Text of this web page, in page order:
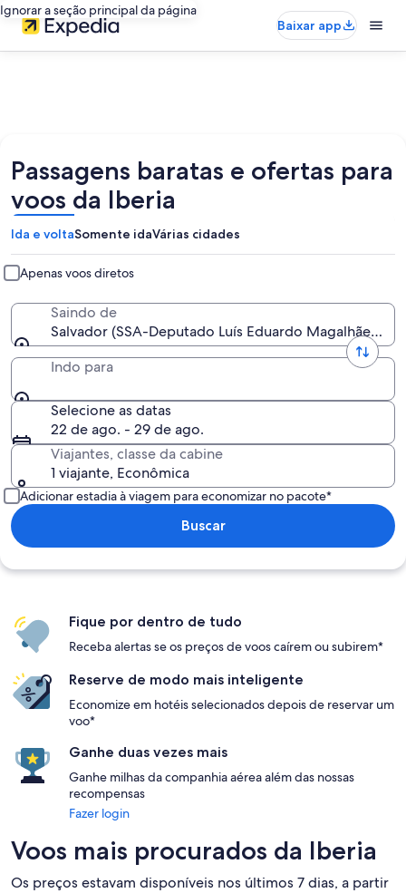
Ignorar a seção principal da página
Baixar app
Passagens baratas e ofertas para
voos da Iberia
Ida e voltaSomente idaVárias cidades
Apenas voos diretos
Saindo de
Salvador (SSA-Deputado Luís Eduardo Magalhães
Indo para
Selecione as datas
22 de ago. - 29 de ago.
Viajantes, classe da cabine
1 viajante, Econômica
Adicionar estadia à viagem para economizar no pacote*
Buscar
Fique por dentro de tudo
Receba alertas se os preços de voos caírem ou subirem*
Reserve de modo mais inteligente
Economize em hotéis selecionados depois de reservar um
voo*
Ganhe duas vezes mais
Ganhe milhas da companhia aérea além das nossas
recompensas
Fazer login
Voos mais procurados da Iberia
Os preços estavam disponíveis nos últimos 7 dias, a partir